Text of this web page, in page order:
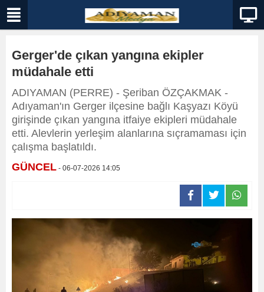
Gerger'de çıkan yangına ekipler
müdahale etti
ADIYAMAN (PERRE) - Şeriban ÖZÇAKMAK -
Adıyaman'ın Gerger ilçesine bağlı Kaşyazı Köyü
girişinde çıkan yangına itfaiye ekipleri müdahale
etti. Alevlerin yerleşim alanlarına sıçramaması için
çalışma başlatıldı.
GÜNCEL - 06-07-2026 14:05